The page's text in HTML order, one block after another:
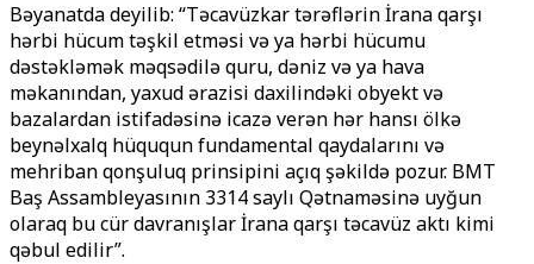
Bəyanatda deyilib: “Təcavüzkar tərəflərin İrana qarşı
hərbi hücum təşkil etməsi və ya hərbi hücumu
dəstəkləmək məqsədilə quru, dəniz və ya hava
məkanından, yaxud ərazisi daxilindəki obyekt və
bazalardan istifadəsinə icazə verən hər hansı ölkə
beynəlxalq hüququn fundamental qaydalarını və
mehriban qonşuluq prinsipini açıq şəkildə pozur. BMT
Baş Assambleyasının 3314 saylı Qətnaməsinə uyğun
olaraq bu cür davranışlar İrana qarşı təcavüz aktı kimi
qəbul edilir”.